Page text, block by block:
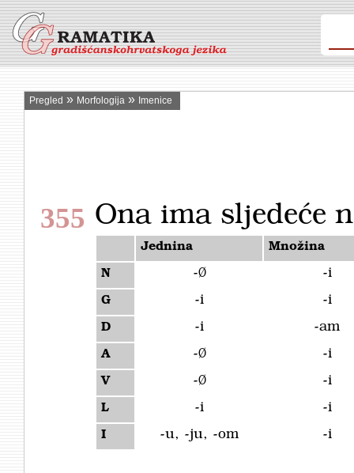
Pregled » Morfologija » Imenice
355 Ona ima sljedeće
Jednina
Množina
N
-Ø -i
G -i -i
D -i -am
A -Ø -i
V -Ø -i
L -i -i
I -u, -ju, -om -i